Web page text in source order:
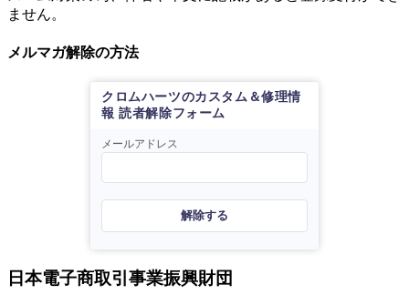
ません。
メルマガ解除の方法
クロムハーツのカスタム＆修理情
報 読者解除フォーム
メールアドレス
解除する
日本電子商取引事業振興財団